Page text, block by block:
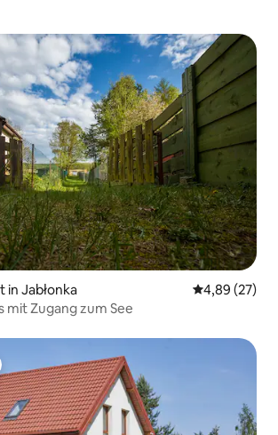
Jabłonka
4,89 (27)
mit Zugang zum See